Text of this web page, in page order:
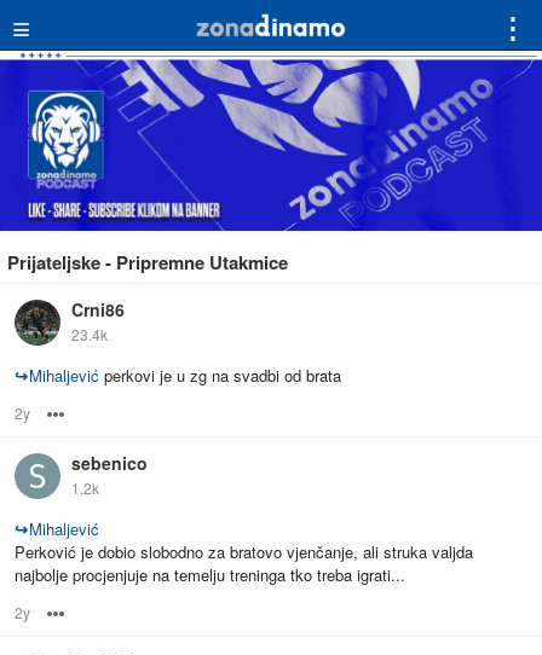
≡ ⋮
Prijateljske - Pripremne Utakmice
Crni86
23.4k
↪Mihaljević perkovi je u zg na svadbi od brata
2y
sebenico
1.2k
↪Mihaljević
Perković je dobio slobodno za bratovo vjenčanje, ali struka valjda
najbolje procjenjuje na temelju treninga tko treba igrati...
2y